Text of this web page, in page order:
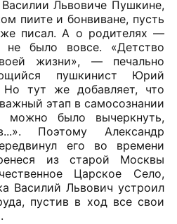
Львовиче Пушкине,
пиите и бонвиване, пусть
писал. А о родителях —
было вовсе. «Детство
жизни», — печально
пушкинист Юрий
тут же добавляет, что
этап в самосознании
можно было вычеркнуть,
Поэтому Александр
его во времени
из старой Москвы
Царское Село,
Василий Львович устроил
пустив в ход все свои